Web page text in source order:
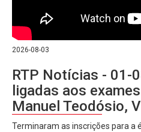
2026-08-03
RTP Notícias - 01-
ligadas aos
Manuel Teodósio,
Terminaram as inscrições para a